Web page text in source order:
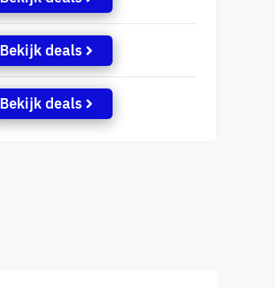
Bekijk deals
Bekijk deals